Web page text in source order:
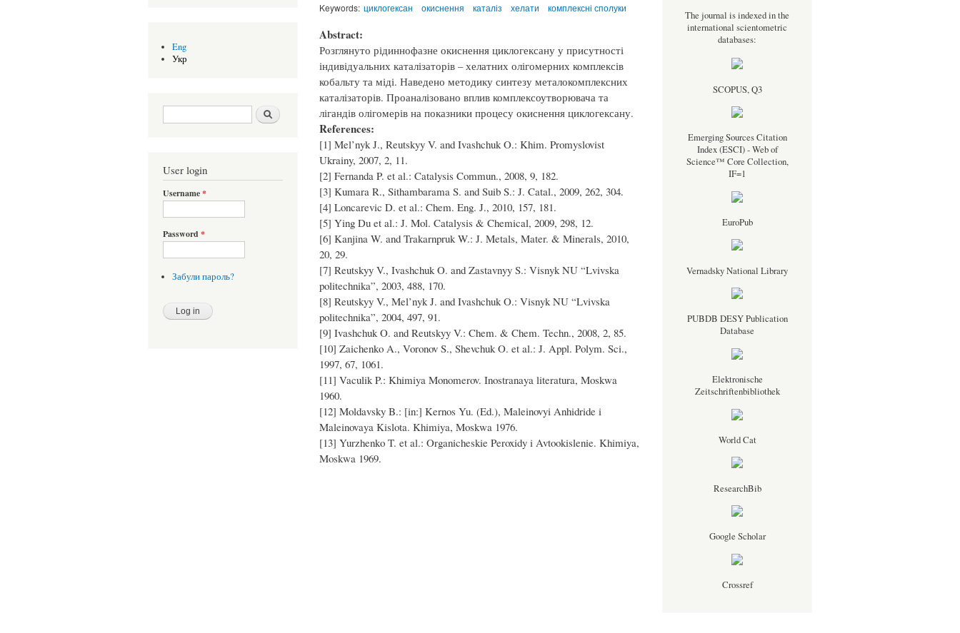
Eng
Укр
Search form Шукати
User login
Username*
Password *
Забули пароль?
Keywords: циклогексан окиснення каталіз хелати комплексні сполуки
Abstract:
Розглянуто рідиннофазне окиснення циклогексану у присутності
індивідуальних каталізаторів – хелатних олігомерних комплексів
кобальту та міді. Наведено методику синтезу металокомплексних
каталізаторів. Проаналізовано вплив комплексоутворювача та
лігандів олігомерів на показники процесу окиснення циклогексану.
References:
[1] Mel’nyk J., Reutskyy V. and Ivashchuk O.: Khim. Promyslovist
Ukrainy, 2007, 2, 11.
[2] Fernanda P. et al.: Catalysis Commun., 2008, 9, 182.
[3] Kumara R., Sithambarama S. and Suib S.: J. Catal., 2009, 262, 304.
[4] Loncarevic D. et al.: Chem. Eng. J., 2010, 157, 181.
[5] Ying Du et al.: J. Mol. Catalysis & Chemical, 2009, 298, 12.
[6] Kanjina W. and Trakarnpruk W.: J. Metals, Mater. & Minerals, 2010,
20, 29.
[7] Reutskyy V., Ivashchuk O. and Zastavnyy S.: Visnyk NU “Lvivska
politechnika”, 2003, 488, 170.
[8] Reutskyy V., Mel’nyk J. and Ivashchuk O.: Visnyk NU “Lvivska
politechnika”, 2004, 497, 91.
[9] Ivashchuk O. and Reutskyy V.: Chem. & Chem. Techn., 2008, 2, 85.
[10] Zaichenko A., Voronov S., Shevchuk O. et al.: J. Appl. Polym. Sci.,
1997, 67, 1061.
[11] Vaculik P.: Khimiya Monomerov. Inostranaya literatura, Moskwa
1960.
[12] Moldavsky B.: [in:] Kernos Yu. (Ed.), Maleinovyi Anhidride i
Maleinovaya Kislota. Khimiya, Moskwa 1976.
[13] Yurzhenko T. et al.: Organicheskie Peroxidy i Avtookislenie. Khimiya,
Moskwa 1969.
The journal is indexed in the
international scientometric
databases:
SCOPUS, Q3
Emerging Sources Citation
Index (ESCI) - Web of
Science™ Core Collection,
IF=1
EuroPub
Vernadsky National Library
PUBDB DESY Publication
Database
Elektronische
Zeitschriftenbibliothek
World Cat
ResearchBib
Google Scholar
Crossref